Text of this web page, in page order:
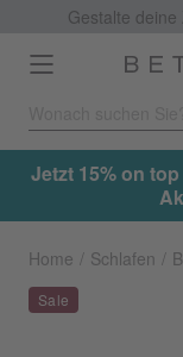
Gestalte
Toggle
navigation
Jetzt 15% on
Home Schlafen